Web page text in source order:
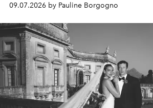
09.07.2026 by Pauline Borgogno